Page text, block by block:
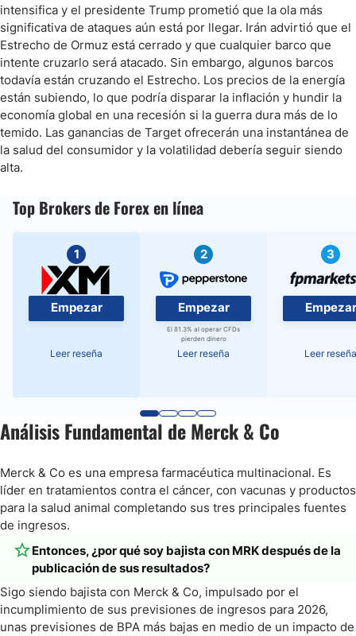
intensifica y el presidente Trump prometió que la ola más
significativa de ataques aún está por llegar. Irán advirtió que el
Estrecho de Ormuz está cerrado y que cualquier barco que
intente cruzarlo será atacado. Sin embargo, algunos barcos
todavía están cruzando el Estrecho. Los precios de la energía
están subiendo, lo que podría disparar la inflación y hundir la
economía global en una recesión si la guerra dura más de lo
temido. Las ganancias de Target ofrecerán una instantánea de
la salud del consumidor y la volatilidad debería seguir siendo
alta.
Top Brokers de Forex en línea
1
Empezar
Leer reseña
2
Empezar
El 81.3% al operar CFDs
pierden dinero
Leer reseña
3
Empezar
Leer reseña
Análisis Fundamental de Merck & Co
Merck & Co es una empresa farmacéutica multinacional. Es
líder en tratamientos contra el cáncer, con vacunas y productos
para la salud animal completando sus tres principales fuentes
de ingresos.
Entonces, ¿por qué soy bajista con MRK después de la
publicación de sus resultados?
Sigo siendo bajista con Merck & Co, impulsado por el
incumplimiento de sus previsiones de ingresos para 2026,
unas previsiones de BPA más bajas en medio de un impacto de